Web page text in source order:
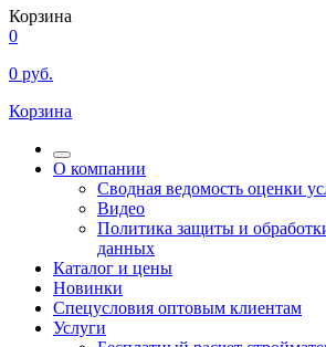
Корзина
0
0 руб.
Корзина
О компании
Сводная ведомость оценки
Видео
Политика защиты и
данных
Каталог и цены
Новинки
Спецусловия оптовым клиентам
Услуги